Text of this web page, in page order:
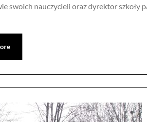
swoich nauczycieli oraz dyrektor szkoły